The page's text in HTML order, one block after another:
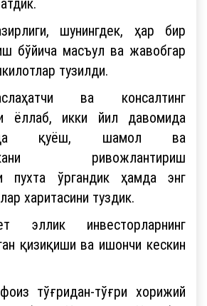
шунингдек, ҳар бир
бўйича масъул ва жавобгар
тузилди.
ва консалтинг
ёллаб, икки йил давомида
қуёш, шамол ва
ривожлантириш
пухта ўргандик ҳамда энг
харитасини туздик.
эллик инвесторларнинг
қизиқиши ва ишончи кескин
тўғридан-тўғри хорижий